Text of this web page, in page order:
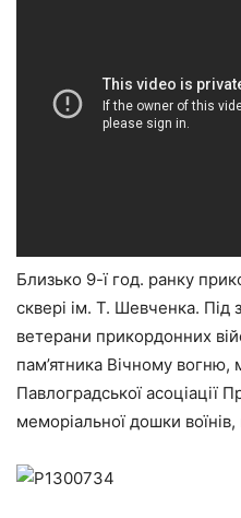
Близько 9-ї год. ранку
сквері ім. Т. Шевченка. Під
ветерани прикордонних
пам’ятника Вічному
Павлоградської асоціації
меморіальної дошки